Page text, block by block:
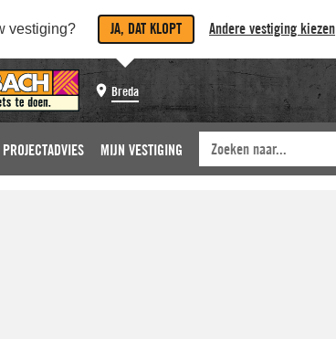
vestiging? JA, DAT KLOPT Andere vestiging kiezen
Breda
PROJECTADVIES MIJN VESTIGING